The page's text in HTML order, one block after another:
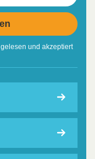
gelesen und akzeptiert